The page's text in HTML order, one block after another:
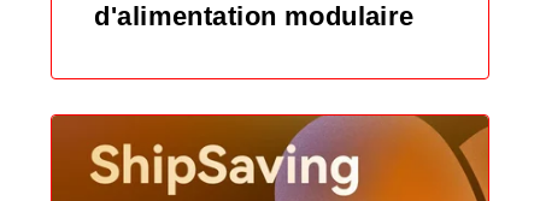
d'alimentation modulaire